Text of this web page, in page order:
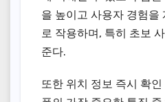
을 높이고 사용자 경험을
로 작용하며, 특히 초보
준다.
또한 위치 정보 즉시 확